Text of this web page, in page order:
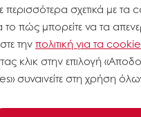
περισσότερα σχετικά με
το πώς μπορείτε να τα
τηνπολιτική για τα
κλικ στην επιλογή
συναινείτε στη χρήση